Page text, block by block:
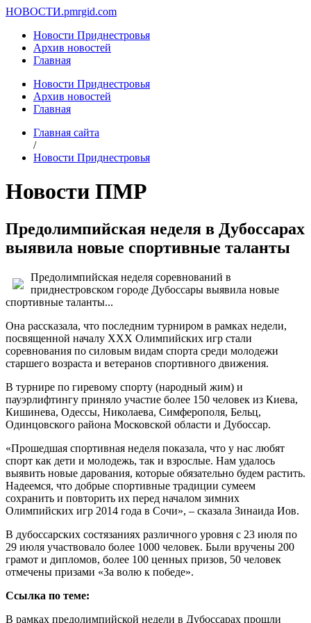
НОВОСТИ.pmrgid.com
Новости Приднестровья
Архив новостей
Главная
Новости Приднестровья
Архив новостей
Главная
Главная сайта
/
Новости Приднестровья
Новости ПМР
Предолимпийская неделя в Дубоссарах
выявила новые спортивные таланты
Предолимпийская неделя соревнований в
приднестровском городе Дубоссары выявила новые
спортивные таланты...
Она рассказала, что последним турниром в рамках недели,
посвященной началу XXX Олимпийских игр стали
соревнования по силовым видам спорта среди молодежи
старшего возраста и ветеранов спортивного движения.
В турнире по гиревому спорту (народный жим) и
пауэрлифтингу приняло участие более 150 человек из Киева,
Кишинева, Одессы, Николаева, Симферополя, Бельц,
Одинцовского района Московской области и Дубоссар.
«Прошедшая спортивная неделя показала, что у нас любят
спорт как дети и молодежь, так и взрослые. Нам удалось
выявить новые дарования, которые обязательно будем растить.
Надеемся, что добрые спортивные традиции сумеем
сохранить и повторить их перед началом зимних
Олимпийских игр 2014 года в Сочи», – сказала Зинаида Иов.
В дубоссарских состязаниях различного уровня с 23 июля по
29 июля участвовало более 1000 человек. Были вручены 200
грамот и дипломов, более 100 ценных призов, 50 человек
отмечены призами «За волю к победе».
Ссылка по теме:
В рамках предолимпийской недели в Дубоссарах прошли